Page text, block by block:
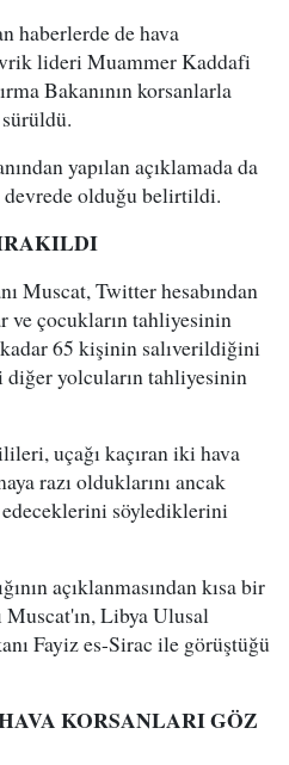
haberlerde de hava
lideri Muammer Kaddafi
Bakanının korsanlarla
yapılan açıklamada da
olduğu belirtildi.
Muscat, Twitter hesabından
ve çocukların tahliyesinin
kadar 65 kişinin salıverildiğini
yolcuların tahliyesinin
uçağı kaçıran iki hava
razı olduklarını ancak
söylediklerini
açıklanmasından kısa bir
Muscat'ın, Libya Ulusal
Fayiz es-Sirac ile görüştüğü
KORSANLARI GÖZ